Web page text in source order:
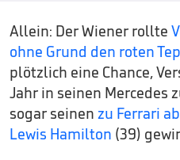
Allein: Der Wiener rollte
ohne Grund den roten
plötzlich eine Chance,
Jahr in seinen Mercedes
sogar seinen zu Ferrari
Lewis Hamilton (39)